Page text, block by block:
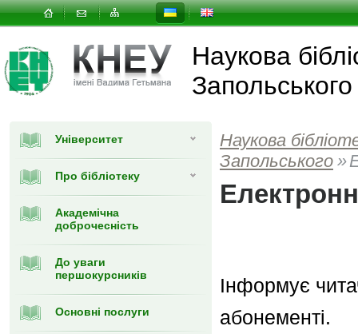
Наукова
Запольського
Університет
Про бібліотеку
Академічна
доброчесність
До уваги
першокурсників
Основні послуги
Наукова
Запольського »
Інформує
абонементі.